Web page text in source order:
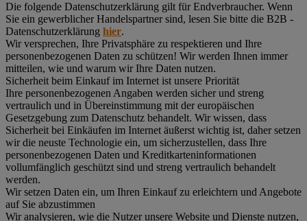
Die folgende Datenschutzerklärung gilt für Endverbraucher. Wenn
Sie ein gewerblicher Handelspartner sind, lesen Sie bitte die B2B -
Datenschutzerklärung hier.
Wir versprechen, Ihre Privatsphäre zu respektieren und Ihre
personenbezogenen Daten zu schützen! Wir werden Ihnen immer
mitteilen, wie und warum wir Ihre Daten nutzen.
Sicherheit beim Einkauf im Internet ist unsere Priorität
Ihre personenbezogenen Angaben werden sicher und streng
vertraulich und in Übereinstimmung mit der europäischen
Gesetzgebung zum Datenschutz behandelt. Wir wissen, dass
Sicherheit bei Einkäufen im Internet äußerst wichtig ist, daher setzen
wir die neuste Technologie ein, um sicherzustellen, dass Ihre
personenbezogenen Daten und Kreditkarteninformationen
vollumfänglich geschützt sind und streng vertraulich behandelt
werden.
Wir setzen Daten ein, um Ihren Einkauf zu erleichtern und Angebote
auf Sie abzustimmen
Wir analysieren, wie die Nutzer unsere Website und Dienste nutzen,